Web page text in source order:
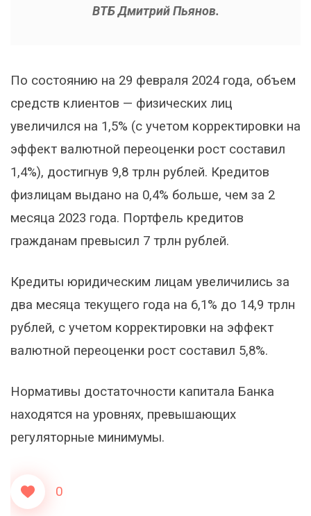
ВТБ Дмитрий Пьянов.
По состоянию на 29 февраля 2024 года, объем
средств клиентов — физических лиц
увеличился на 1,5% (с учетом корректировки на
эффект валютной переоценки рост составил
1,4%), достигнув 9,8 трлн рублей. Кредитов
физлицам выдано на 0,4% больше, чем за 2
месяца 2023 года. Портфель кредитов
гражданам превысил 7 трлн рублей.
Кредиты юридическим лицам увеличились за
два месяца текущего года на 6,1% до 14,9 трлн
рублей, с учетом корректировки на эффект
валютной переоценки рост составил 5,8%.
Нормативы достаточности капитала Банка
находятся на уровнях, превышающих
регуляторные минимумы.
0